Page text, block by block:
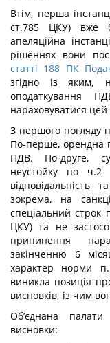
Втім, перша
ст.785 ЦКУ) вже
апеляційна
рішеннях вони
статті 188 ПК
згідно із яким,
оподаткування
нараховуватися цей
З першого погляду
По-перше, орендна
ПДВ. По-друге,
неустойку по ч.2
відповідальність
зокрема, на
спеціальний строк
ЦКУ) та не
припинення
закінченню 6
характер норми
виникла позиція
висновків, із чим
Об’єднана
висновки: